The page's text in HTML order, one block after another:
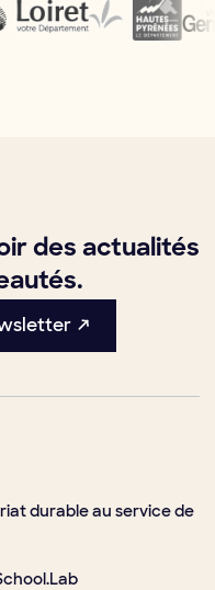
des actualités
↗
durable au service de